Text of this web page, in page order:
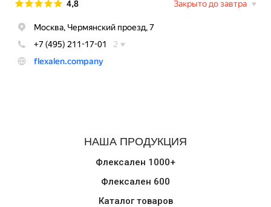
НАША ПРОДУКЦИЯ
Флексален 1000+
Флексален 600
Каталог товаров